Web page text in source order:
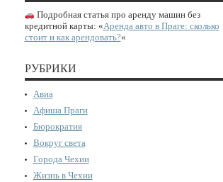
Подробная статья про аренду машин без
кредитной карты: «Аренда авто в Праге: сколько
стоит и как арендовать?«
РУБРИКИ
Авиа
Афиша Праги
Бюрократия
Вокруг света
Города Чехии
Жизнь в Чехии